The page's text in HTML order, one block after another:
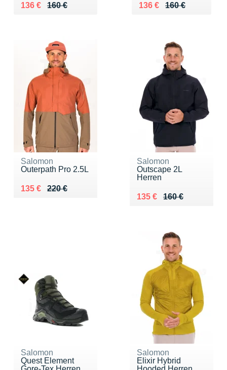
160 €
Au lieu de 160 €
136 €
Vendu 136 € 160 €
Au lieu de 160 €
136 €
Vendu 136 €
Salomon
Outerpath Pro 2.5L
220 €
Au lieu de 220 €
135 €
Vendu 135 €
Salomon
Outscape 2L
Herren
160 €
Au lieu de 160 €
135 €
Vendu 135 €
Salomon
Quest Element
Salomon
Elixir Hybrid